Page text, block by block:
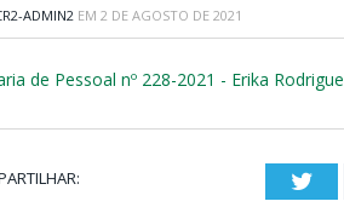
ADMIN2 EM 2 DE AGOSTO DE 2021
de Pessoal nº 228-2021 - Erika